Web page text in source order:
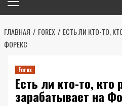
меню
ГЛАВНАЯ FOREX
ЕСТЬ ЛИ КТО-ТО,
ФОРЕКС
Forex
Есть ли кто-то, кто
зарабатывает на